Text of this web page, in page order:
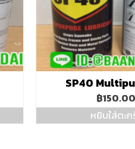
SP40
฿150.00
หยิบใส่ตะก